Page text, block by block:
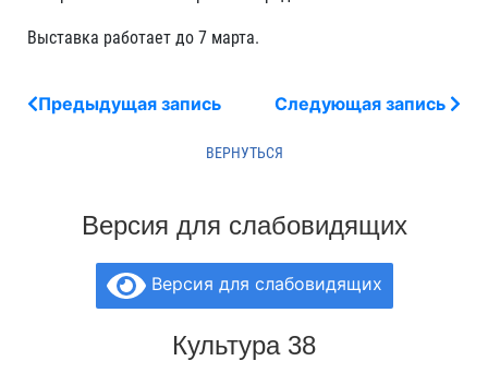
Выставка работает до 7 марта.
Предыдущая запись Следующая запись
Версия для слабовидящих
Версия для слабовидящих
Культура 38